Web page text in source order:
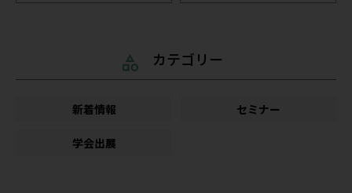
カテゴリー
新着情報 セミナー
学会出展